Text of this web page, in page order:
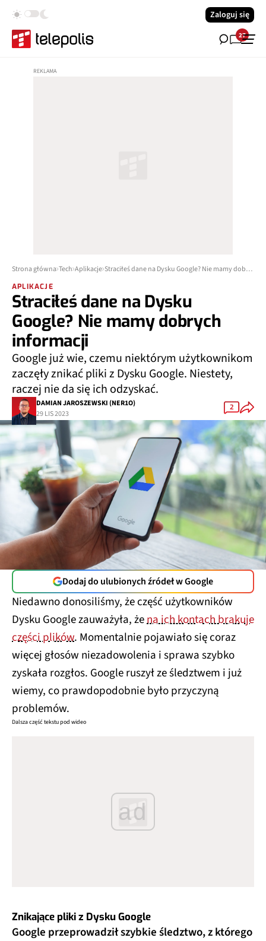
Zaloguj się
27
Strona główna Tech Aplikacje Straciłeś dane na Dysku Google? Nie mamy dobrych informacji
APLIKACJE
Straciłeś dane na Dysku
Google? Nie mamy dobrych
informacji
Google już wie, czemu niektórym użytkownikom
zaczęły znikać pliki z Dysku Google. Niestety,
raczej nie da się ich odzyskać.
DAMIAN JAROSZEWSKI (NER1O)
29 LIS 2023
2
Dodaj do ulubionych źródeł w Google
Niedawno donosiliśmy, że część użytkowników
Dysku Google zauważyła, żena ich kontach brakuje
części plików. Momentalnie pojawiało się coraz
więcej głosów niezadowolenia i sprawa szybko
zyskała rozgłos. Google ruszył ze śledztwem i już
wiemy, co prawdopodobnie było przyczyną
problemów.
Dalsza część tekstu pod wideo
ad
Znikające pliki z Dysku Google
Google przeprowadził szybkie śledztwo, z którego